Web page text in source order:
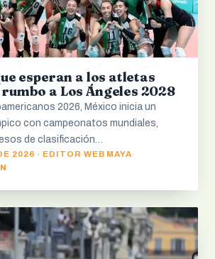
esperan a los atletas
a Los Ángeles 2028
2026, México inicia un
con campeonatos mundiales,
de clasificación…
2026 · EDITOR WEB MAYA